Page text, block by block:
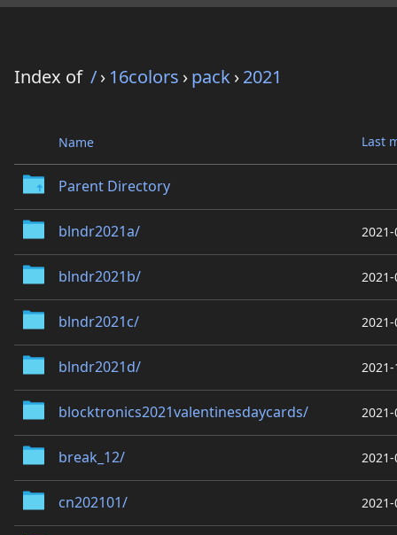
Index of /› 16colors ›pack›2021
Name Last
Parent Directory
blndr2021a/
blndr2021b/
blndr2021c/
blndr2021d/
blocktronics2021valentinesdaycards/
break_12/
cn202101/